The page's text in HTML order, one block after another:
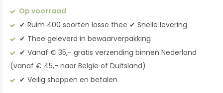
Op voorraad
✔︎ Ruim 400 soorten losse thee ✔︎ Snelle levering
✔︎ Thee geleverd in bewaarverpakking
✔︎ Vanaf € 35,- gratis verzending binnen Nederland
(vanaf € 45,- naar België of Duitsland)
✔︎ Veilig shoppen en betalen